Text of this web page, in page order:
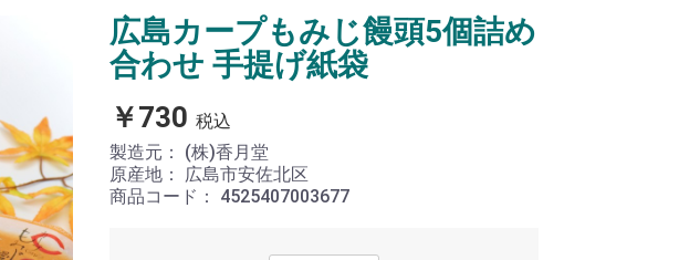
広島カープもみじ饅頭5個詰め
合わせ 手提げ紙袋
￥730 税込
製造元： (株)香月堂
原産地： 広島市安佐北区
商品コード： 4525407003677